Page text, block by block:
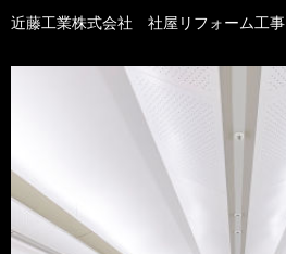
近藤工業株式会社 社屋リフォーム工事